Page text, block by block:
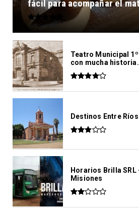
fácil para acompañar el
Teatro Municipal
con mucha
Destinos Entre
Horarios Brilla SRL
Misiones